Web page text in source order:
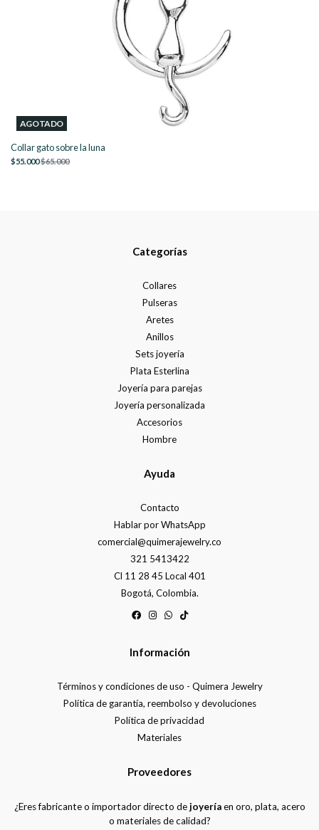
AGOTADO
Collar gato sobre la luna
$55.000$65.000
Categorías
Collares
Pulseras
Aretes
Anillos
Sets joyería
Plata Esterlina
Joyería para parejas
Joyería personalizada
Accesorios
Hombre
Ayuda
Contacto
Hablar por WhatsApp
comercial@quimerajewelry.co
321 5413422
Cl 11 28 45 Local 401
Bogotá, Colombia.
Información
Términos y condiciones de uso - Quimera Jewelry
Política de garantía, reembolso y devoluciones
Política de privacidad
Materiales
Proveedores
¿Eres fabricante o importador directo dejoyeríaen oro, plata, acero
o materiales de calidad?